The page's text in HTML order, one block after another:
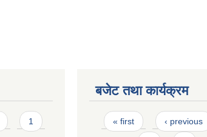
1
बजेट तथा कार्यक्रम
Pages
« first ‹ previous